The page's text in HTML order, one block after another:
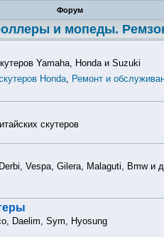
Форум
и мопеды.
Yamaha, Honda и Suzuki
Honda, Ремонт и
скутеров
Vespa, Gilera, Malaguti, Bmw и
Daelim, Sym, Hyosung